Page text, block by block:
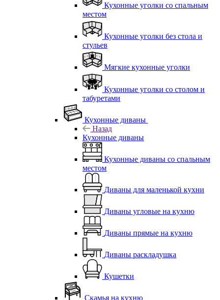
Кухонные уголки со спальным
местом
Кухонные уголки без стола и
стульев
Мягкие кухонные уголки
Кухонные уголки со столом и
табуретами
Кухонные диваны
Назад
Кухонные диваны
Кухонные диваны со спальным
местом
Диваны для маленькой кухни
Диваны угловые на кухню
Диваны прямые на кухню
Диваны раскладушка
Кушетки
Скамья на кухню